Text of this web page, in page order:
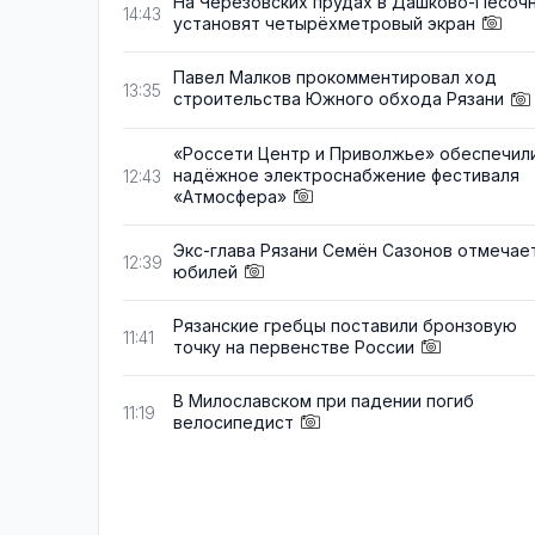
14:43
установят четырёхметровый экран
13:35
Павел Малков прокомментировал ход
строительства Южного обхода Рязани
12:43
«Россети Центр и Приволжье»
надёжное электроснабжение фестиваля
«Атмосфера»
12:39
Экс-глава Рязани Семён Сазонов
юбилей
11:41
Рязанские гребцы поставили бронзовую
точку на первенстве России
11:19
В Милославском при падении погиб
велосипедист